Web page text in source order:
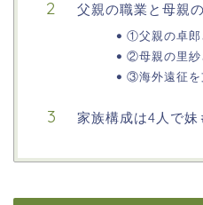
父親の職業と母親
①父親の卓郎
②母親の里紗
③海外遠征を
家族構成は4人で妹